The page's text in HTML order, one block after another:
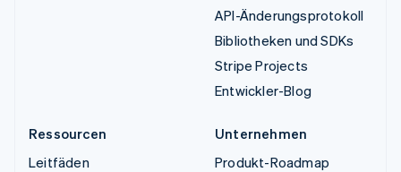
API-Änderungsprotokoll
Bibliotheken und SDKs
Stripe Projects
Entwickler-Blog
Ressourcen
Leitfäden
Unternehmen
Produkt-Roadmap